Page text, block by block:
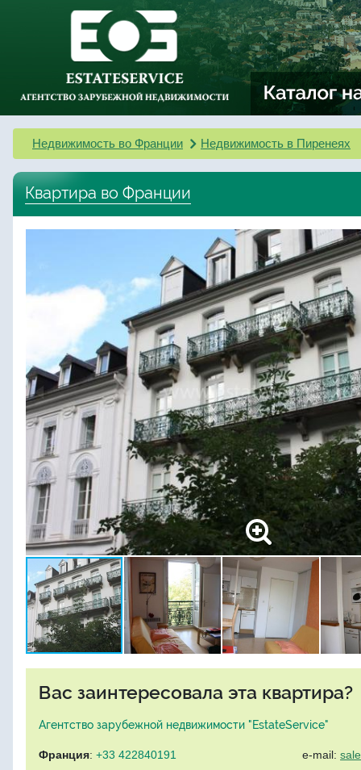
Недвижимость во Франции Недвижимость в Пиренеях
Квартира во Франции
Вас заинтересовала эта квартира?
Агентство зарубежной недвижимости "EstateService"
Франция: +33 422840191 e-mail: